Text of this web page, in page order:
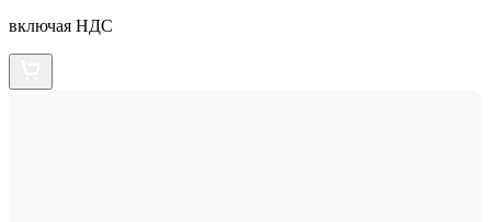
включая НДС